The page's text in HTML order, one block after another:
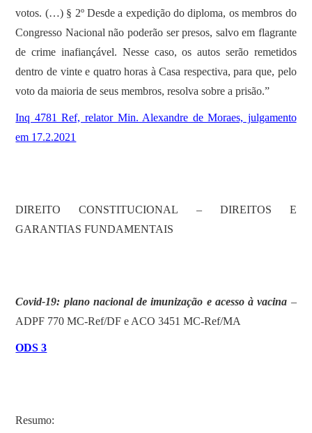
votos. (…) § 2º Desde a expedição do diploma, os membros do
Congresso Nacional não poderão ser presos, salvo em flagrante
de crime inafiançável. Nesse caso, os autos serão remetidos
dentro de vinte e quatro horas à Casa respectiva, para que, pelo
voto da maioria de seus membros, resolva sobre a prisão.”
Inq 4781 Ref, relator Min. Alexandre de Moraes, julgamento
em 17.2.2021
DIREITO CONSTITUCIONAL – DIREITOS E
GARANTIAS FUNDAMENTAIS
Covid-19: plano nacional de imunização e acesso à vacina –
ADPF 770 MC-Ref/DF e ACO 3451 MC-Ref/MA
ODS 3
Resumo: